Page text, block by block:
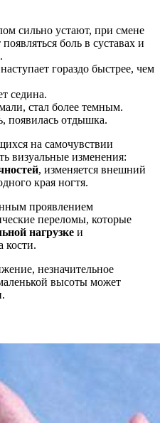
сильно устают, при смене
боль в суставах и
гораздо быстрее, чем
седина.
стал более темным.
появилась отдышка.
на самочувствии
визуальные изменения:
, изменяется внешний
края ногтя.
проявлением
переломы, которые
нагрузке и
кости.
незначительное
высоты может